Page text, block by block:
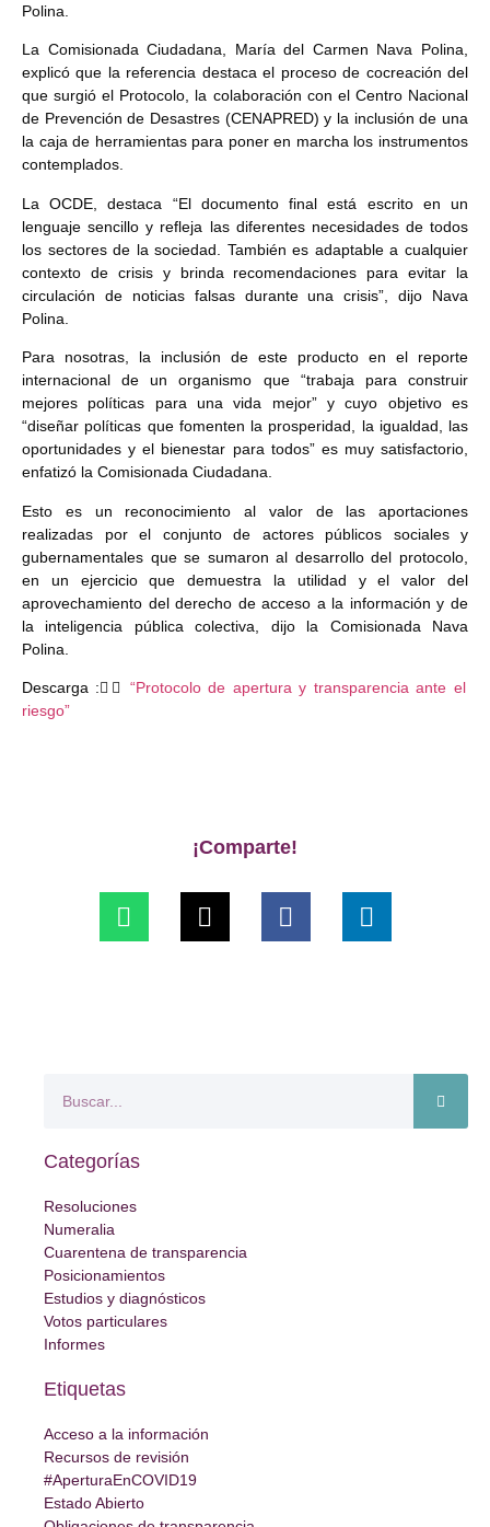
Polina.
La Comisionada Ciudadana, María del Carmen Nava Polina,
explicó que la referencia destaca el proceso de cocreación del
que surgió el Protocolo, la colaboración con el Centro Nacional
de Prevención de Desastres (CENAPRED) y la inclusión de una
la caja de herramientas para poner en marcha los instrumentos
contemplados.
La OCDE, destaca “El documento final está escrito en un
lenguaje sencillo y refleja las diferentes necesidades de todos
los sectores de la sociedad. También es adaptable a cualquier
contexto de crisis y brinda recomendaciones para evitar la
circulación de noticias falsas durante una crisis”, dijo Nava
Polina.
Para nosotras, la inclusión de este producto en el reporte
internacional de un organismo que “trabaja para construir
mejores políticas para una vida mejor” y cuyo objetivo es
“diseñar políticas que fomenten la prosperidad, la igualdad, las
oportunidades y el bienestar para todos” es muy satisfactorio,
enfatizó la Comisionada Ciudadana.
Esto es un reconocimiento al valor de las aportaciones
realizadas por el conjunto de actores públicos sociales y
gubernamentales que se sumaron al desarrollo del protocolo,
en un ejercicio que demuestra la utilidad y el valor del
aprovechamiento del derecho de acceso a la información y de
la inteligencia pública colectiva, dijo la Comisionada Nava
Polina.
Descarga :👉🏾 “Protocolo de apertura y transparencia ante el
riesgo”
¡Comparte!
Categorías
Resoluciones
Numeralia
Cuarentena de transparencia
Posicionamientos
Estudios y diagnósticos
Votos particulares
Informes
Etiquetas
Acceso a la información
Recursos de revisión
#AperturaEnCOVID19
Estado Abierto